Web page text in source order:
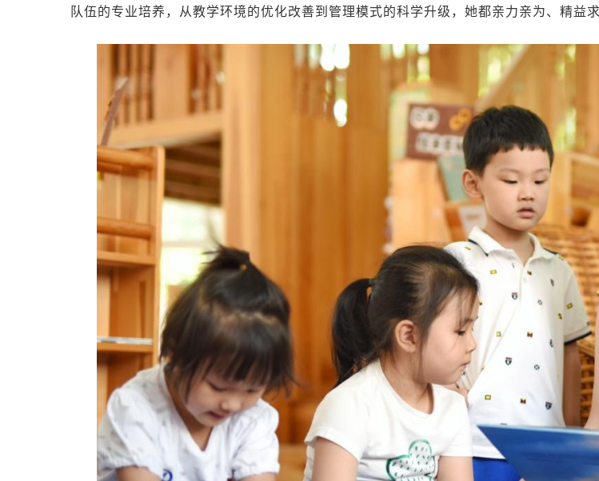
队伍的专业培养，从教学环境的优化改善到管理模式的科学升级，她都亲力亲为、精益